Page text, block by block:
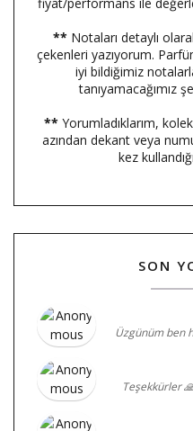
** Notaları detaylı
çekenleri yazıyorum.
iyi bildiğimiz
tanıyamacağımız
** Yorumladıklarım,
azından dekant veya
kez
SON
Üzgünüm ben
Teşekkürler